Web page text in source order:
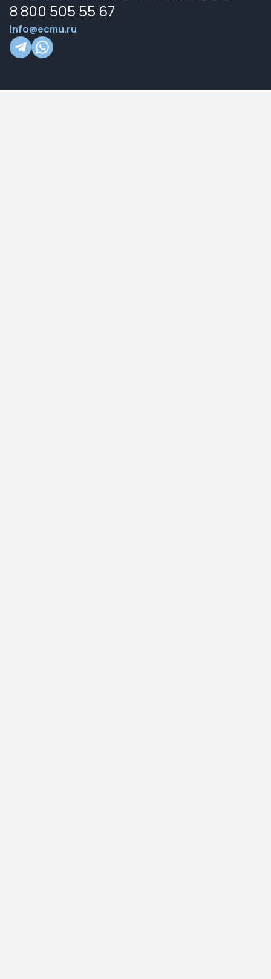
8 800 505 55 67
info@ecmu.ru